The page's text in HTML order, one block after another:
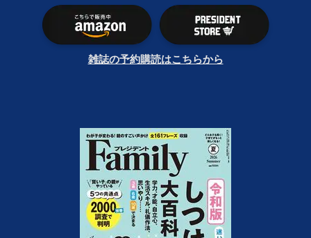
雑誌の予約購読はこちらから